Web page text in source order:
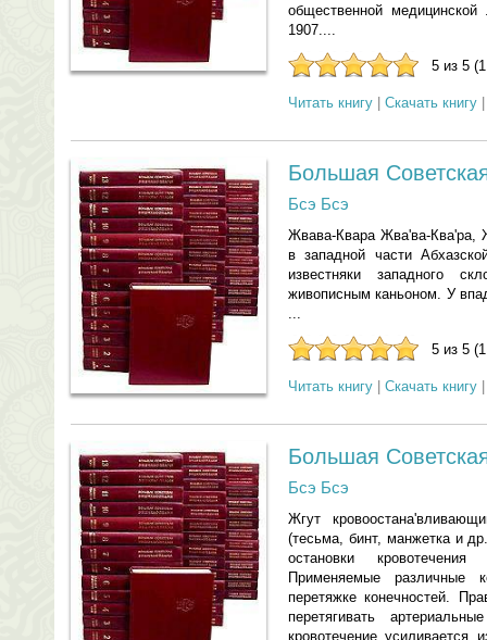
общественной
1907....
5 из 5
Читать книгу Скачать книгу
Большая
Бсэ Бсэ
Жвава-Квара Жва'ва-Ква'ра,
в западной части
известняки западного
живописным каньоном. У
...
5 из 5
Читать книгу Скачать книгу
Большая
Бсэ Бсэ
Жгут
(тесьма, бинт, манжетка и
остановки
Применяемые различные
перетяжке конечностей.
перетягивать
кровотечение усиливается